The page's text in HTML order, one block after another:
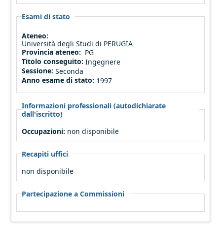
Esami di stato
Ateneo:
Università degli Studi di PERUGIA
Provincia ateneo: PG
Titolo conseguito:Ingegnere
Sessione:Seconda
Anno esame di stato: 1997
Informazioni professionali (autodichiarate
dall'iscritto)
Occupazioni: non disponibile
Recapiti uffici
non disponibile
Partecipazione a Commissioni